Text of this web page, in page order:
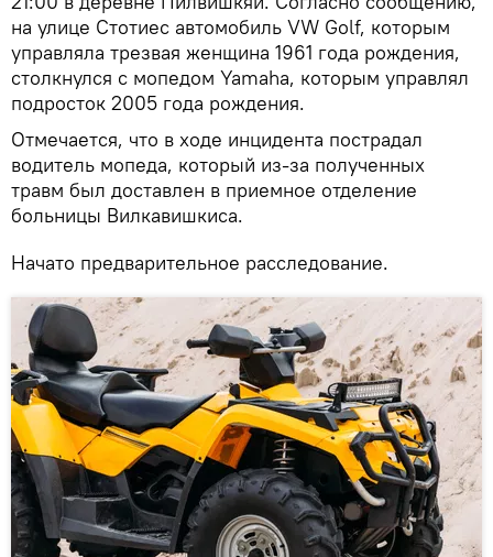
на улице Стотиес автомобиль VW Golf, которым
управляла трезвая женщина 1961 года рождения,
столкнулся с мопедом Yamaha, которым управлял
подросток 2005 года рождения.
Отмечается, что в ходе инцидента пострадал
водитель мопеда, который из-за полученных
травм был доставлен в приемное отделение
больницы Вилкавишкиса.
Начато предварительное расследование.